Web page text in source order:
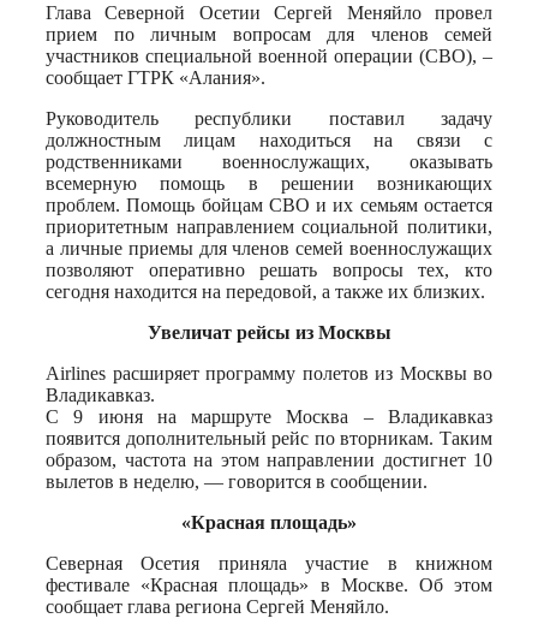
Глава Северной Осетии Сергей Меняйло провел
прием по личным вопросам для членов семей
участников специальной военной операции (СВО), –
сообщает ГТРК «Алания».
Руководитель республики поставил задачу
должностным лицам находиться на связи с
родственниками военнослужащих, оказывать
всемерную помощь в решении возникающих
проблем. Помощь бойцам СВО и их семьям остается
приоритетным направлением социальной политики,
а личные приемы для членов семей военнослужащих
позволяют оперативно решать вопросы тех, кто
сегодня находится на передовой, а также их близких.
Увеличат рейсы из Москвы
Airlines расширяет программу полетов из Москвы во
Владикавказ.
С 9 июня на маршруте Москва – Владикавказ
появится дополнительный рейс по вторникам. Таким
образом, частота на этом направлении достигнет 10
вылетов в неделю, — говорится в сообщении.
«Красная площадь»
Северная Осетия приняла участие в книжном
фестивале «Красная площадь» в Москве. Об этом
сообщает глава региона Сергей Меняйло.